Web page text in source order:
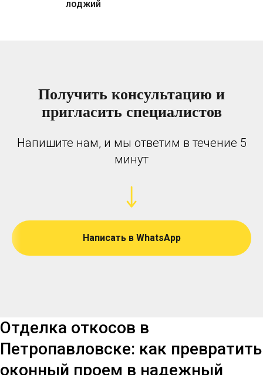
лоджий
Получить консультацию и
пригласить специалистов
Напишите нам, и мы ответим в течение 5
минут
Написать в WhatsApp
Отделка откосов в
Петропавловске: как превратить
оконный проем в надежный